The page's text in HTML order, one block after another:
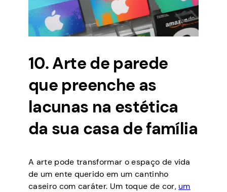
10. Arte de parede
que preenche as
lacunas na estética
da sua casa de família
A arte pode transformar o espaço de vida
de um ente querido em um cantinho
caseiro com caráter. Um toque de cor, um